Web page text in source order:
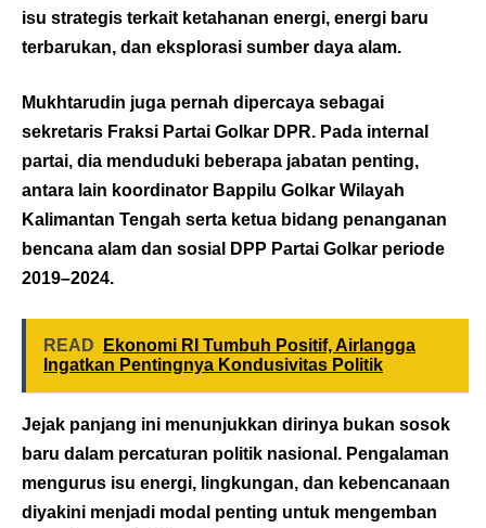
isu strategis terkait ketahanan energi, energi baru
terbarukan, dan eksplorasi sumber daya alam.
Mukhtarudin juga pernah dipercaya sebagai
sekretaris Fraksi Partai Golkar DPR. Pada internal
partai, dia menduduki beberapa jabatan penting,
antara lain koordinator Bappilu Golkar Wilayah
Kalimantan Tengah serta ketua bidang penanganan
bencana alam dan sosial DPP Partai Golkar periode
2019–2024.
READ
Ekonomi RI Tumbuh Positif, Airlangga
Ingatkan Pentingnya Kondusivitas Politik
Jejak panjang ini menunjukkan dirinya bukan sosok
baru dalam percaturan politik nasional. Pengalaman
mengurus isu energi, lingkungan, dan kebencanaan
diyakini menjadi modal penting untuk mengemban